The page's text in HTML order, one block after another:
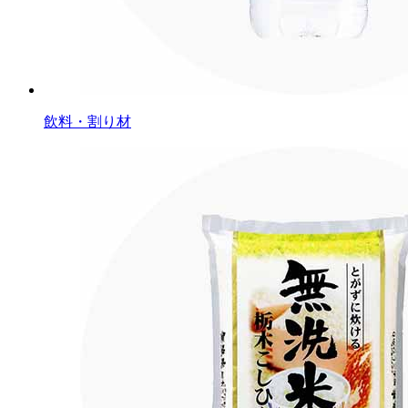
飲料・割り材